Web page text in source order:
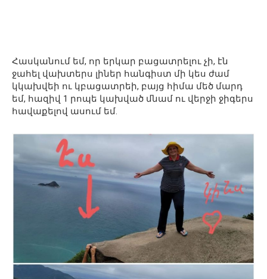
Հասկանում եմ, որ երկար բացատրելու չի, էն
ջահել վախտերս լիներ հանգիստ մի կես ժամ
կկախվեի ու կբացատրեի, բայց հիմա մեծ մարդ
եմ, հազիվ 1 րոպե կախված մնամ ու վերջի ջիգերս
հավաքելով ասում եմ.